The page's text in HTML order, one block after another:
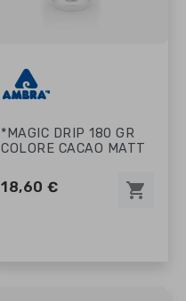
*MAGIC DRIP 180 GR
COLORE CACAO MATT
18,60 € shopping_cart